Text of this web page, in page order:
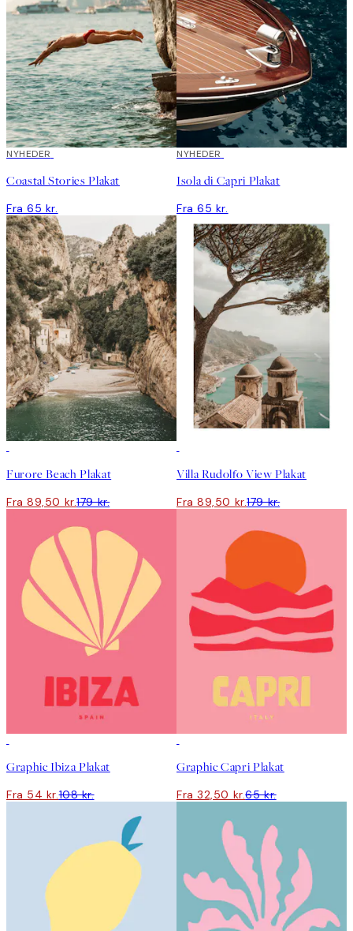
NYHEDER
Coastal Stories Plakat
Fra 65 kr.
NYHEDER
Isola di Capri Plakat
Fra 65 kr.
Furore Beach Plakat
Fra 89,50 kr.179 kr.
Villa Rudolfo View Plakat
Fra 89,50 kr.179 kr.
Graphic Ibiza Plakat
Fra 54 kr.108 kr.
Graphic Capri Plakat
Fra 32,50 kr.65 kr.